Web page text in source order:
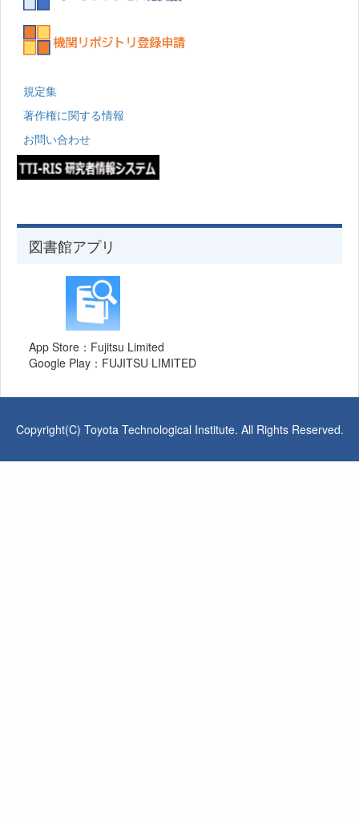
規定集
著作権に関する情報
お問い合わせ
図書館アプリ
App Store：Fujitsu Limited
Google Play：FUJITSU LIMITED
Copyright(C) Toyota Technological Institute. All Rights Reserved.